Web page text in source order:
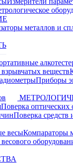
металлов и
веществ
Приборы
Поверка оптических
Поверка средств
весыКомпараторы